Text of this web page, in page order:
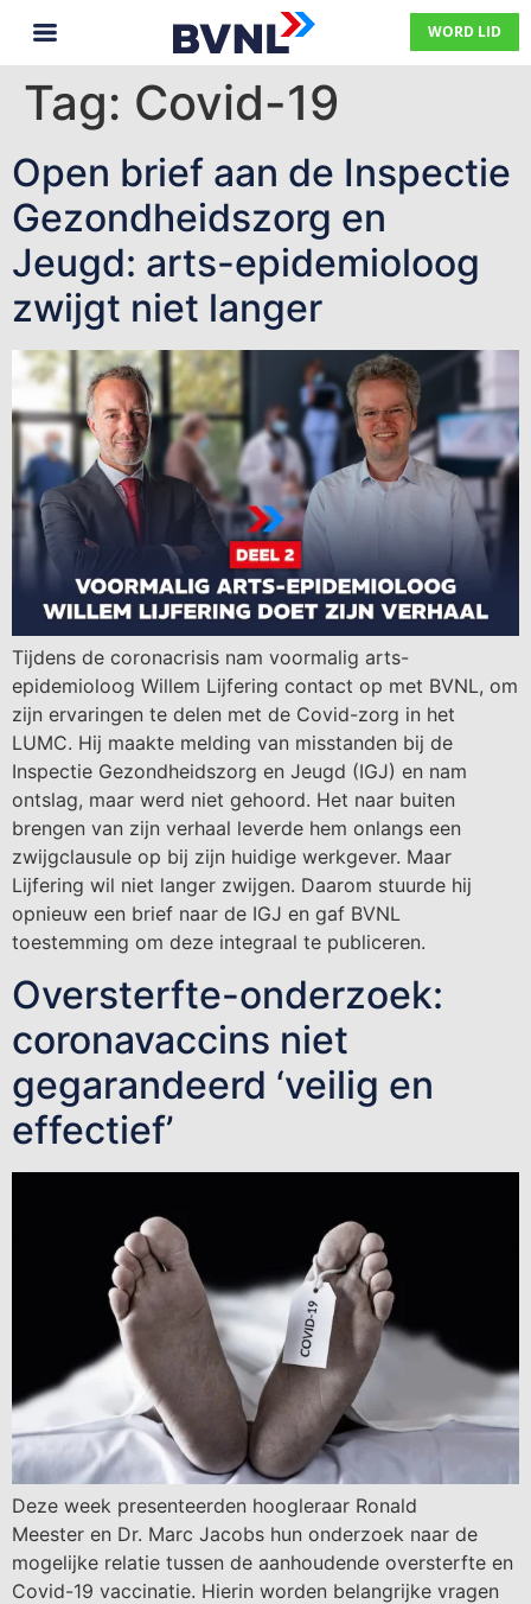
WORD LID
Tag: Covid-19
Open brief aan de Inspectie
Gezondheidszorg en
Jeugd: arts-epidemioloog
zwijgt niet langer
Tijdens de coronacrisis nam voormalig arts-
epidemioloog Willem Lijfering contact op met BVNL, om
zijn ervaringen te delen met de Covid-zorg in het
LUMC. Hij maakte melding van misstanden bij de
Inspectie Gezondheidszorg en Jeugd (IGJ) en nam
ontslag, maar werd niet gehoord. Het naar buiten
brengen van zijn verhaal leverde hem onlangs een
zwijgclausule op bij zijn huidige werkgever. Maar
Lijfering wil niet langer zwijgen. Daarom stuurde hij
opnieuw een brief naar de IGJ en gaf BVNL
toestemming om deze integraal te publiceren.
Oversterfte-onderzoek:
coronavaccins niet
gegarandeerd ‘veilig en
effectief’
Deze week presenteerden hoogleraar Ronald
Meester en Dr. Marc Jacobs hun onderzoek naar de
mogelijke relatie tussen de aanhoudende oversterfte en
Covid-19 vaccinatie. Hierin worden belangrijke vragen